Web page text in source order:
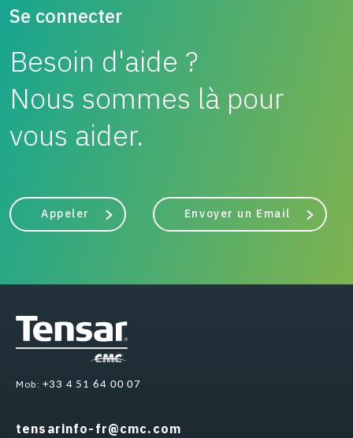
Se connecter
Besoin d'aide ?
Nous sommes là pour
vous aider.
Appeler Envoyer un Email
Mob: +33 4 51 64 00 07
tensarinfo-fr@cmc.com